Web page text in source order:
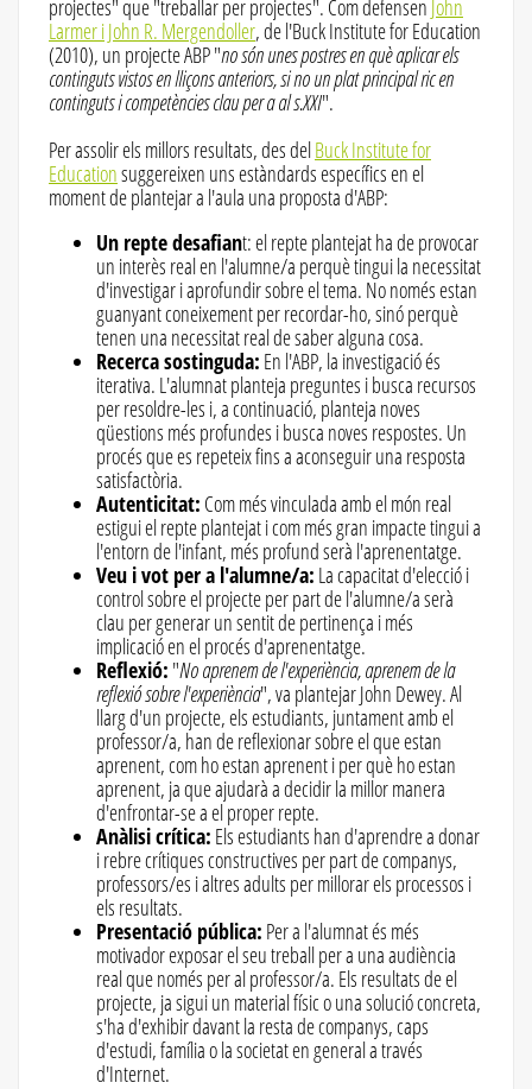
projectes" que "treballar per projectes". Com defensen John
Larmer i John R. Mergendoller, de l'Buck Institute for Education
(2010), un projecte ABP "no són unes postres en què aplicar els
continguts vistos en lliçons anteriors, si no un plat principal ric en
continguts i competències clau per a al s.XXI".
Per assolir els millors resultats, des delBuck Institute for
Educationsuggereixen uns estàndards específics en el
moment de plantejar a l'aula una proposta d'ABP:
Un repte desafiant: el repte plantejat ha de provocar
un interès real en l'alumne/a perquè tingui la necessitat
d'investigar i aprofundir sobre el tema. No només estan
guanyant coneixement per recordar-ho, sinó perquè
tenen una necessitat real de saber alguna cosa.
Recerca sostinguda: En l'ABP, la investigació és
iterativa. L'alumnat planteja preguntes i busca recursos
per resoldre-les i, a continuació, planteja noves
qüestions més profundes i busca noves respostes. Un
procés que es repeteix fins a aconseguir una resposta
satisfactòria.
Autenticitat: Com més vinculada amb el món real
estigui el repte plantejat i com més gran impacte tingui a
l'entorn de l'infant, més profund serà l'aprenentatge.
Veu i vot per a l'alumne/a: La capacitat d'elecció i
control sobre el projecte per part de l'alumne/a serà
clau per generar un sentit de pertinença i més
implicació en el procés d'aprenentatge.
Reflexió: "No aprenem de l'experiència, aprenem de la
reflexió sobre l'experiència", va plantejar John Dewey. Al
llarg d'un projecte, els estudiants, juntament amb el
professor/a, han de reflexionar sobre el que estan
aprenent, com ho estan aprenent i per què ho estan
aprenent, ja que ajudarà a decidir la millor manera
d'enfrontar-se a el proper repte.
Anàlisi crítica: Els estudiants han d'aprendre a donar
i rebre crítiques constructives per part de companys,
professors/es i altres adults per millorar els processos i
els resultats.
Presentació pública: Per a l'alumnat és més
motivador exposar el seu treball per a una audiència
real que només per al professor/a. Els resultats de el
projecte, ja sigui un material físic o una solució concreta,
s'ha d'exhibir davant la resta de companys, caps
d'estudi, família o la societat en general a través
d'Internet.